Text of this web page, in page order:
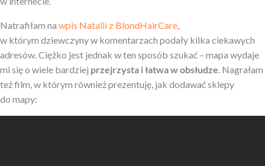
Natrafiłam na wpis Natalii z BlondHairCare,
w którym dziewczyny w komentarzach podały kilka ciekawych
adresów. Ciężko jest jednak w ten sposób szukać – mapa wydaje
mi się o wiele bardziej przejrzysta i łatwa w obsłudze. Nagrałam
też film, w którym również prezentuję, jak dodawać sklepy
do mapy: